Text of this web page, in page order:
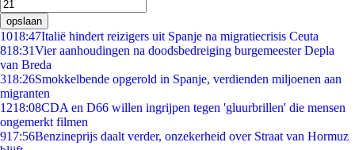
opslaan
1018:47Italië hindert reizigers uit Spanje na migratiecrisis Ceuta
818:31Vier aanhoudingen na doodsbedreiging burgemeester Depla
van Breda
318:26Smokkelbende opgerold in Spanje, verdienden miljoenen aan
migranten
1218:08CDA en D66 willen ingrijpen tegen 'gluurbrillen' die mensen
ongemerkt filmen
917:56Benzineprijs daalt verder, onzekerheid over Straat van Hormuz